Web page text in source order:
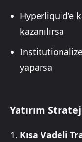
Hyperliquid’e
kazanılırsa
yaparsa
Yatırım
Kısa Vadeli